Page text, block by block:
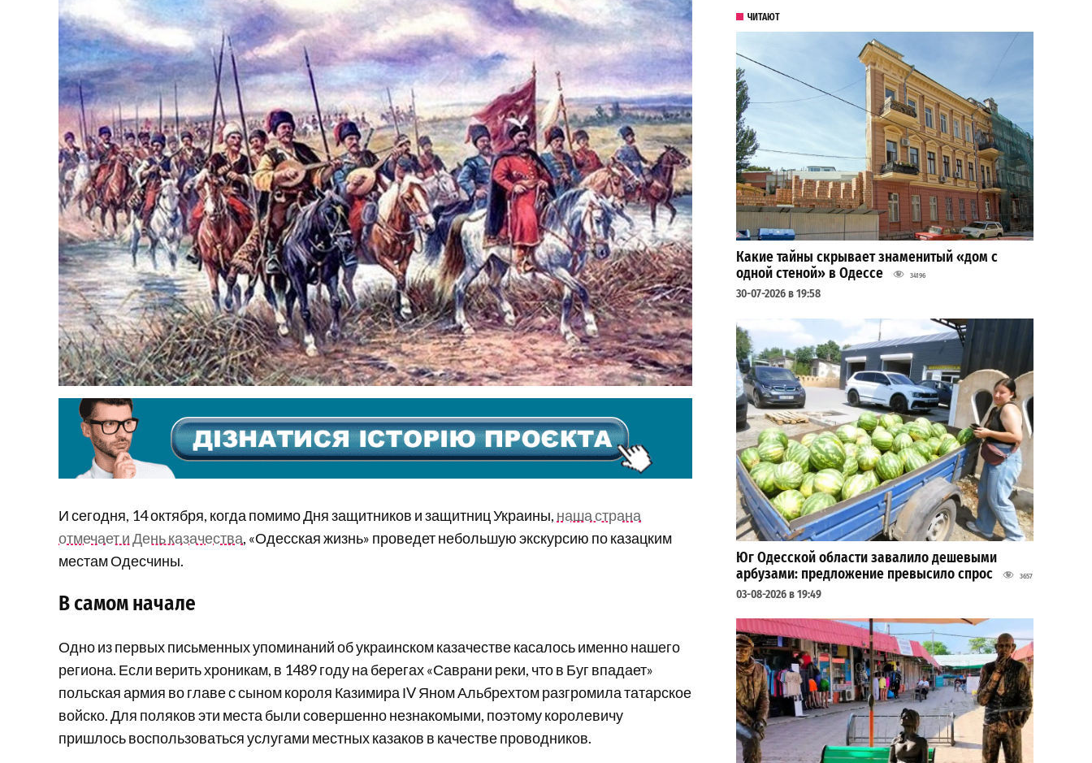
И сегодня, 14 октября, когда помимо Дня защитников и защитниц Украины, наша страна
отмечает и День казачества, «Одесская жизнь» проведет небольшую экскурсию по казацким
местам Одесчины.
В самом начале
Одно из первых письменных упоминаний об украинском казачестве касалось именно нашего
региона. Если верить хроникам, в 1489 году на берегах «Саврани реки, что в Буг впадает»
польская армия во главе с сыном короля Казимира ІV Яном Альбрехтом разгромила татарское
войско. Для поляков эти места были совершенно незнакомыми, поэтому королевичу
пришлось воспользоваться услугами местных казаков в качестве проводников.
ЧИТАЮТ
Какие тайны скрывает знаменитый «дом с
одной стеной» в Одессе
34196
30-07-2026 в 19:58
Юг Одесской области завалило дешевыми
арбузами: предложение превысило спрос
3657
03-08-2026 в 19:49